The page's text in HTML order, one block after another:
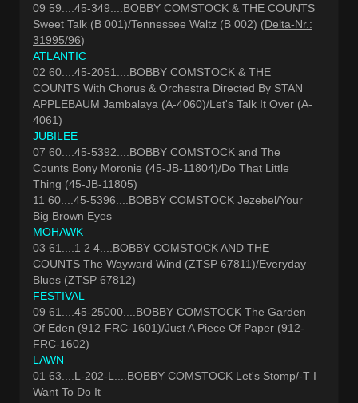
09 59....45-349....BOBBY COMSTOCK & THE COUNTS
Sweet Talk (B 001)/Tennessee Waltz (B 002) (Delta-Nr.:
31995/96)
ATLANTIC
02 60....45-2051....BOBBY COMSTOCK & THE
COUNTS With Chorus & Orchestra Directed By STAN
APPLEBAUM Jambalaya (A-4060)/Let's Talk It Over (A-
4061)
JUBILEE
07 60....45-5392....BOBBY COMSTOCK and The
Counts Bony Moronie (45-JB-11804)/Do That Little
Thing (45-JB-11805)
11 60....45-5396....BOBBY COMSTOCK Jezebel/Your
Big Brown Eyes
MOHAWK
03 61....1 2 4....BOBBY COMSTOCK AND THE
COUNTS The Wayward Wind (ZTSP 67811)/Everyday
Blues (ZTSP 67812)
FESTIVAL
09 61....45-25000....BOBBY COMSTOCK The Garden
Of Eden (912-FRC-1601)/Just A Piece Of Paper (912-
FRC-1602)
LAWN
01 63....L-202-L....BOBBY COMSTOCK Let's Stomp/-T I
Want To Do It